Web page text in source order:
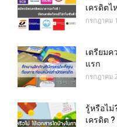
เครดิต
กรกฎาคม
เตรียม
แรก
กรกฎาคม
รู้หรือไม่
เครดิต ?